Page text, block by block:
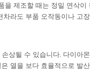
제조할 때는 정밀 연삭
라도 부품 오작동이나 고
상될 수 있습니다. 다이
열을 보다 효율적으로